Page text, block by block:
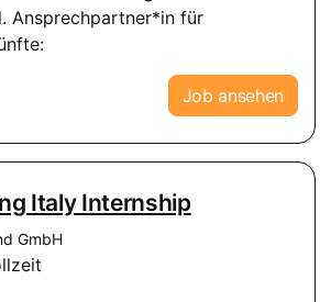
Ansprechpartner*in für
Job ansehen
Italy Internship
GmbH